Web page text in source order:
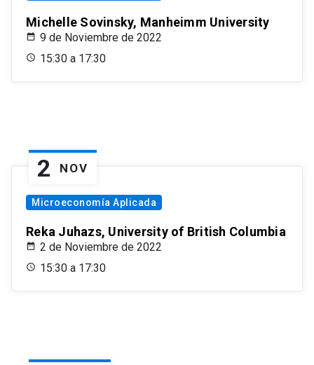
Michelle Sovinsky, Manheimm University
9 de Noviembre de 2022
15:30 a 17:30
2 NOV
Microeconomía Aplicada
Reka Juhazs, University of British Columbia
2 de Noviembre de 2022
15:30 a 17:30